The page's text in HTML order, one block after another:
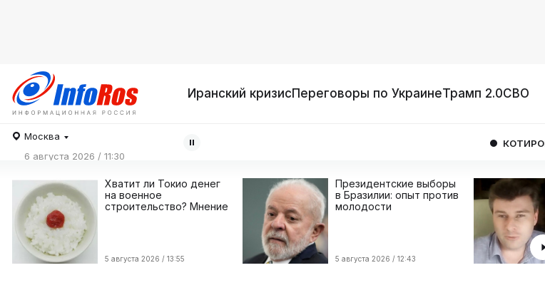
Иранский кризисПереговоры по УкраинеТрамп 2.0СВО
Москва
6 августа 2026 / 11:30
КОТИРОВКИ USD
Хватит ли Токио денег
на военное
строительство? Мнение
5 августа 2026 / 13:55
Президентские выборы
в Бразилии: опыт против
молодости
5 августа 2026 / 12:43